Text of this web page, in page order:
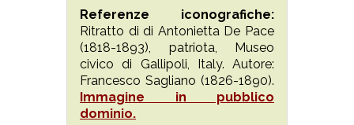
Referenze iconografiche:
Ritratto di di Antonietta De Pace
(1818-1893), patriota, Museo
civico di Gallipoli, Italy. Autore:
Francesco Sagliano (1826-1890).
Immagine in pubblico
dominio.